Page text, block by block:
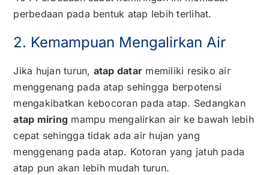
perbedaan pada bentuk atap lebih terlihat.
2. Kemampuan Mengalirkan Air
Jika hujan turun, atap datar memiliki resiko air
menggenang pada atap sehingga berpotensi
mengakibatkan kebocoran pada atap. Sedangkan
atap miring mampu mengalirkan air ke bawah lebih
cepat sehingga tidak ada air hujan yang
menggenang pada atap. Kotoran yang jatuh pada
atap pun akan lebih mudah turun.